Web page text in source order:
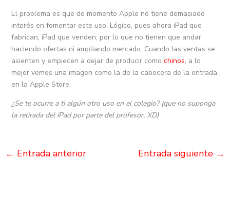
El problema es que de momento Apple no tiene demasiado
interés en fomentar este uso. Lógico, pues ahora iPad que
fabrican, iPad que venden, por lo que no tienen que andar
haciendo ofertas ni ampliando mercado. Cuando las ventas se
asienten y empiecen a dejar de producir como chinos, a lo
mejor vemos una imagen como la de la cabecera de la entrada
en la Apple Store.
¿Se te ocurre a ti algún otro uso en el colegio? (que no suponga
la retirada del iPad por parte del profesor, XD)
← Entrada anterior Entrada siguiente →